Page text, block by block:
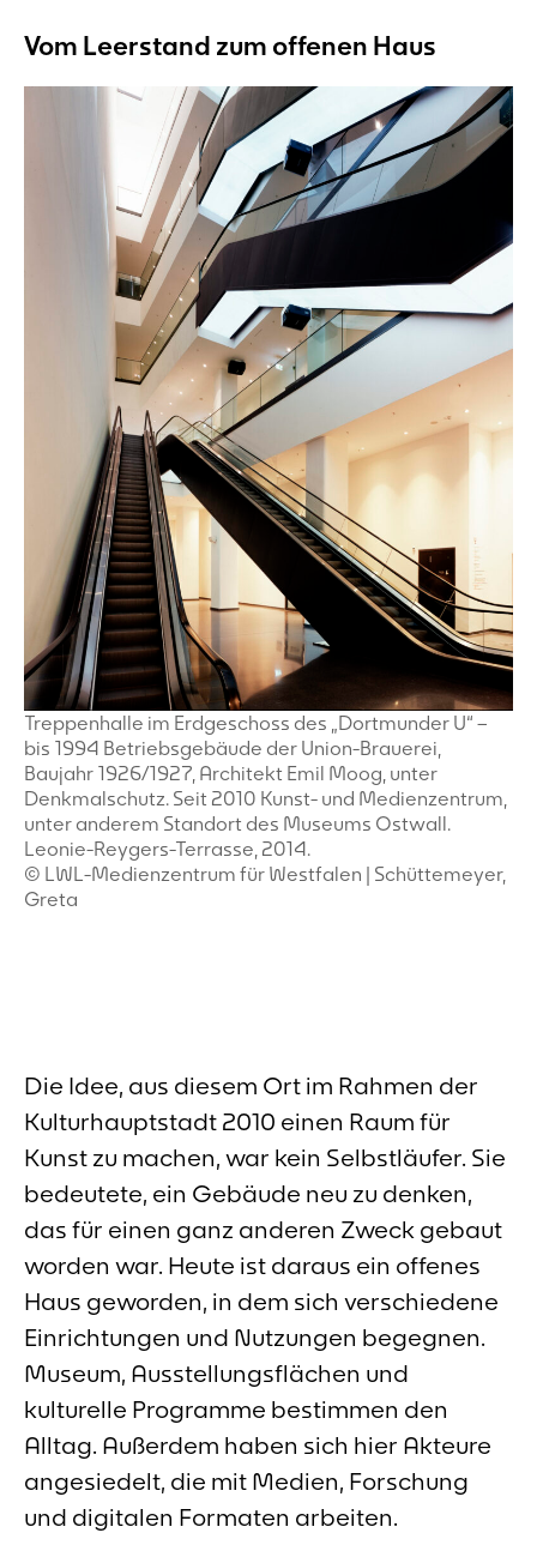
Vom Leerstand zum offenen Haus
Treppenhalle im Erdgeschoss des „Dortmunder U“ –
bis 1994 Betriebsgebäude der Union-Brauerei,
Baujahr 1926/1927, Architekt Emil Moog, unter
Denkmalschutz. Seit 2010 Kunst- und Medienzentrum,
unter anderem Standort des Museums Ostwall.
Leonie-Reygers-Terrasse, 2014.
© LWL-Medienzentrum für Westfalen | Schüttemeyer,
Greta
Die Idee, aus diesem Ort im Rahmen der
Kulturhauptstadt 2010 einen Raum für
Kunst zu machen, war kein Selbstläufer. Sie
bedeutete, ein Gebäude neu zu denken,
das für einen ganz anderen Zweck gebaut
worden war. Heute ist daraus ein offenes
Haus geworden, in dem sich verschiedene
Einrichtungen und Nutzungen begegnen.
Museum, Ausstellungsflächen und
kulturelle Programme bestimmen den
Alltag. Außerdem haben sich hier Akteure
angesiedelt, die mit Medien, Forschung
und digitalen Formaten arbeiten.